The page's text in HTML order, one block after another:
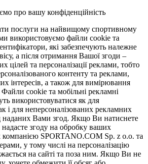
про вашу конфіденційність
послуги на найвищому спортивному
використовуємо файли cookie та
які забезпечують належне
а після отримання Вашої згоди –
цілей та персоналізації реклами, тобто
контенту та реклами,
інтересів, а також для вимірювання
Файли cookie та мобільні рекламні
використовуватися як для
і для неперсоналізованих рекламних
наданих Вами згод. Якщо Ви натиснете
згоду на обробку ваших
SPORTANO.COM Sp. z o.o. та
у тому числі на персоналізацію
на сайті та поза ним. Якщо Ви не